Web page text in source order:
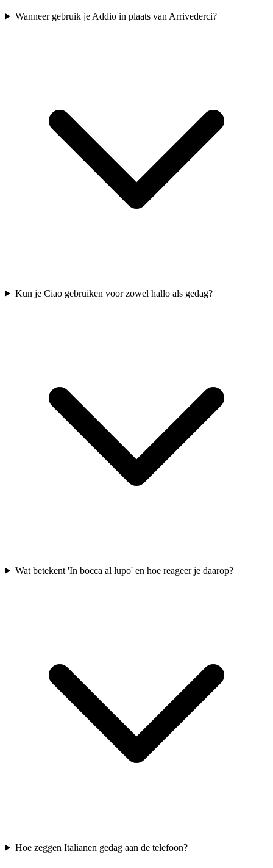
Wanneer gebruik je Addio in plaats van Arrivederci?
Kun je Ciao gebruiken voor zowel hallo als gedag?
Wat betekent 'In bocca al lupo' en hoe reageer je daarop?
Hoe zeggen Italianen gedag aan de telefoon?